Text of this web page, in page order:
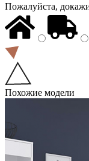
Пожалуйста,
Похожие модели